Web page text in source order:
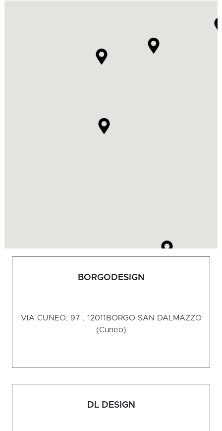
BORGODESIGN
VIA CUNEO, 97 , 12011 BORGO SAN DALMAZZO
(Cuneo)
DL DESIGN